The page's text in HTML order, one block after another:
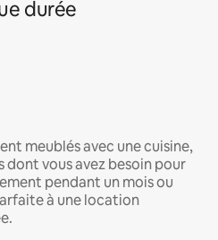
durée
meublés avec une cuisine,
dont vous avez besoin pour
pendant un mois ou
à une location